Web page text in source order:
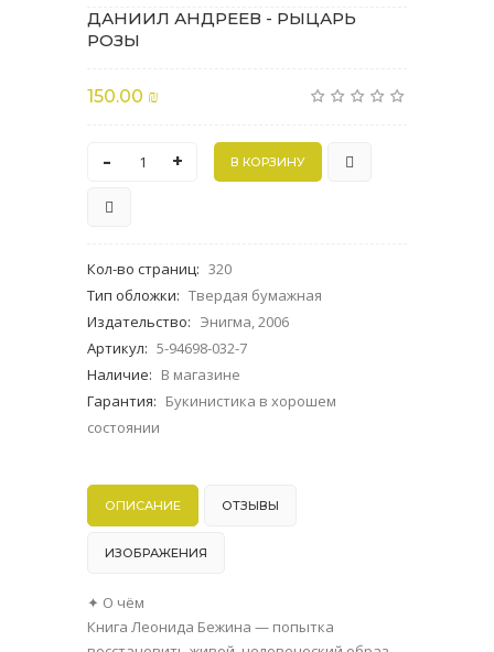
ДАНИИЛ АНДРЕЕВ - РЫЦАРЬ
РОЗЫ
150.00 ₪
- +
Кол-во страниц: 320
Тип обложки: Твердая бумажная
Издательство: Энигма, 2006
Артикул: 5-94698-032-7
Наличие: В магазине
Гарантия: Букинистика в хорошем
состоянии
ОПИСАНИЕ ОТЗЫВЫ
ИЗОБРАЖЕНИЯ
✦ О чём
Книга Леонида Бежина — попытка